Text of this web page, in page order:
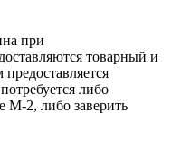
при
товарный и
либо
М-2, либо заверить